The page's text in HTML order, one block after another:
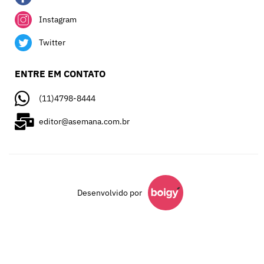
Instagram
Twitter
ENTRE EM CONTATO
(11)4798-8444
editor@asemana.com.br
Desenvolvido por